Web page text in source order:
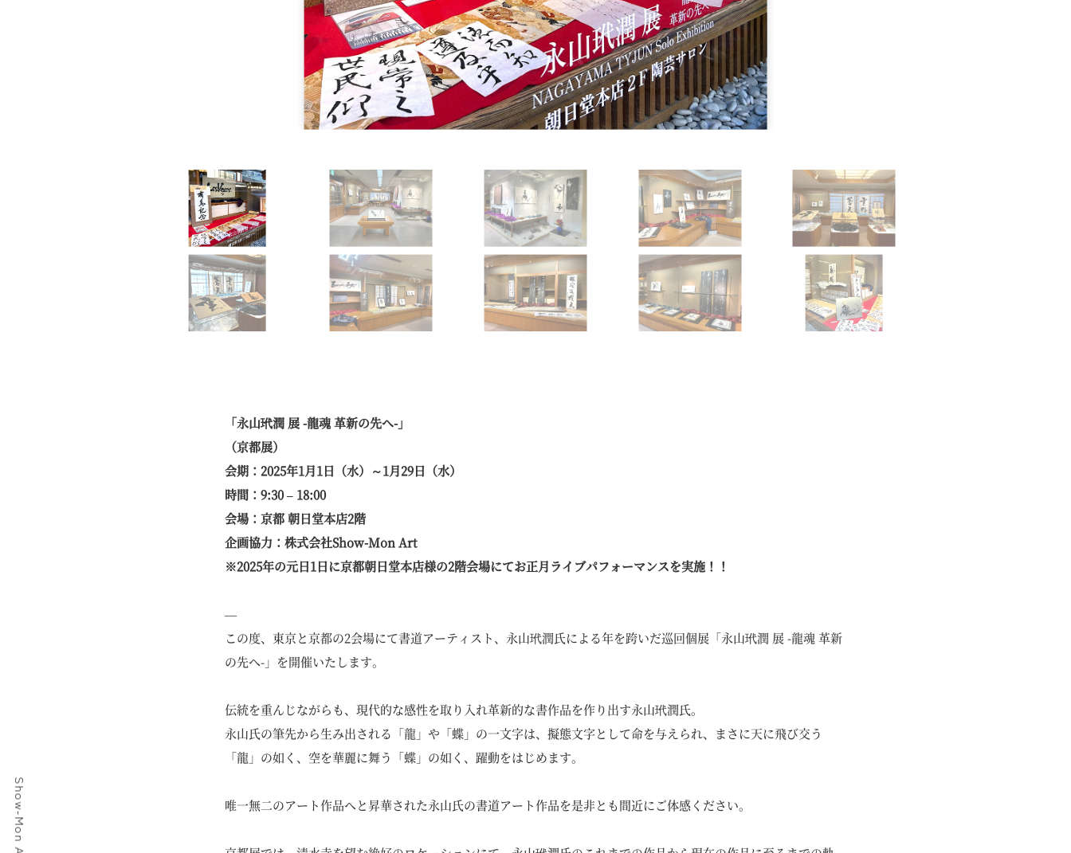
「永山玳潤 展 -龍魂 革新の先へ-」
（京都展）
会期：2025年1月1日（水）～1月29日（水）
時間：9:30 – 18:00
会場：京都 朝日堂本店2階
企画協力：株式会社Show-Mon Art
※2025年の元日1日に京都朝日堂本店様の2階会場にてお正月ライブパフォーマンスを実施！！
―
この度、東京と京都の2会場にて書道アーティスト、永山玳潤氏による年を跨いだ巡回個展「永山玳潤 展 -龍魂 革新
の先へ-」を開催いたします。
伝統を重んじながらも、現代的な感性を取り入れ革新的な書作品を作り出す永山玳潤氏。
永山氏の筆先から生み出される「龍」や「蝶」の一文字は、擬態文字として命を与えられ、まさに天に飛び交う
「龍」の如く、空を華麗に舞う「蝶」の如く、躍動をはじめます。
唯一無二のアート作品へと昇華された永山氏の書道アート作品を是非とも間近にご体感ください。